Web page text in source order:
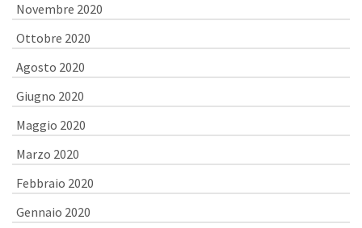
Novembre 2020
Ottobre 2020
Agosto 2020
Giugno 2020
Maggio 2020
Marzo 2020
Febbraio 2020
Gennaio 2020